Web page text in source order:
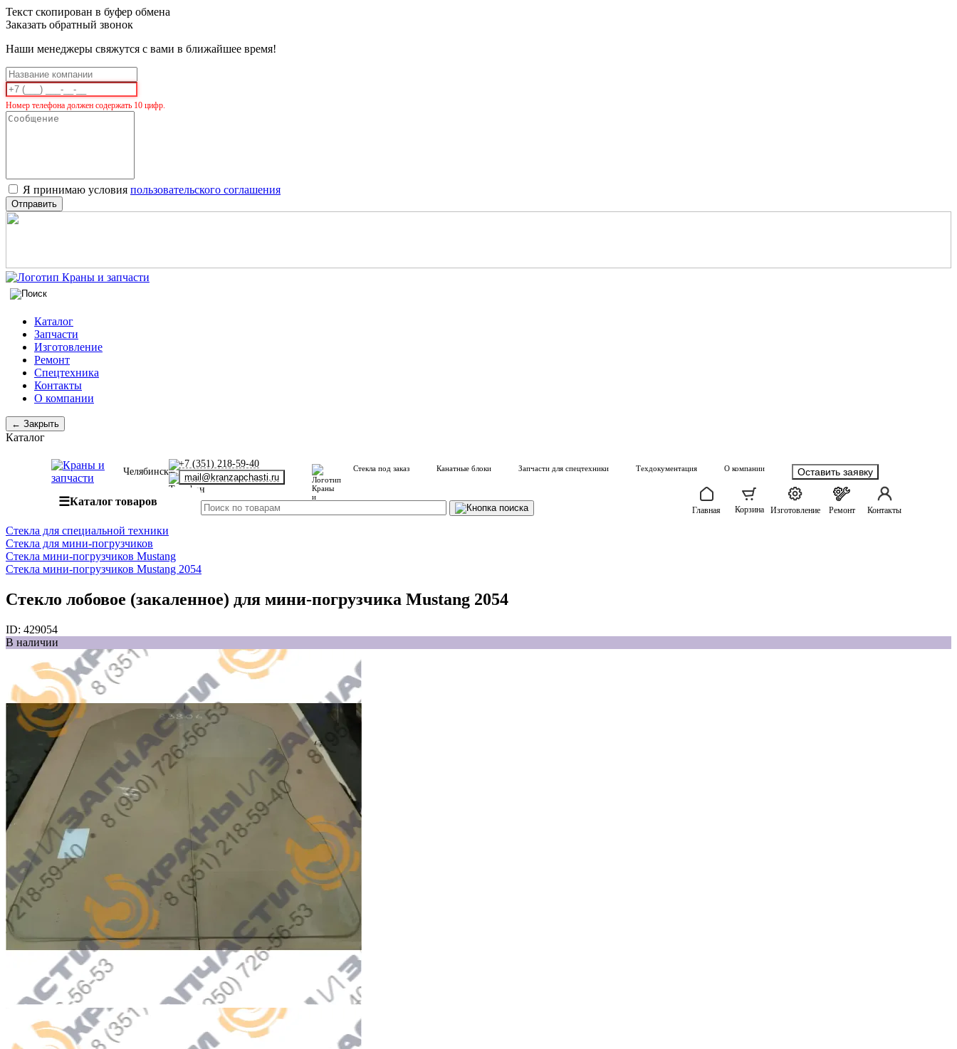
Текст скопирован в буфер обмена
Заказать обратный звонок
Наши менеджеры свяжутся с вами в ближайшее время!
Номер телефона должен содержать 10 цифр.
Я принимаю условия пользовательского соглашения
Отправить
Каталог
Запчасти
Изготовление
Ремонт
Спецтехника
Контакты
О компании
← Закрыть
Каталог
Челябинск
+7 (351) 218-59-40
mail@kranzapchasti.ru
Стекла под заказ Канатные блоки Запчасти для спецтехники Техдокументация О компании Оставить заявку
☰Каталог товаров
Главная Корзина Изготовление Ремонт Контакты
Стекла для специальной техники
Стекла для мини-погрузчиков
Стекла мини-погрузчиков Mustang
Стекла мини-погрузчиков Mustang 2054
Стекло лобовое (закаленное) для мини-погрузчика Mustang 2054
ID: 429054
В наличии